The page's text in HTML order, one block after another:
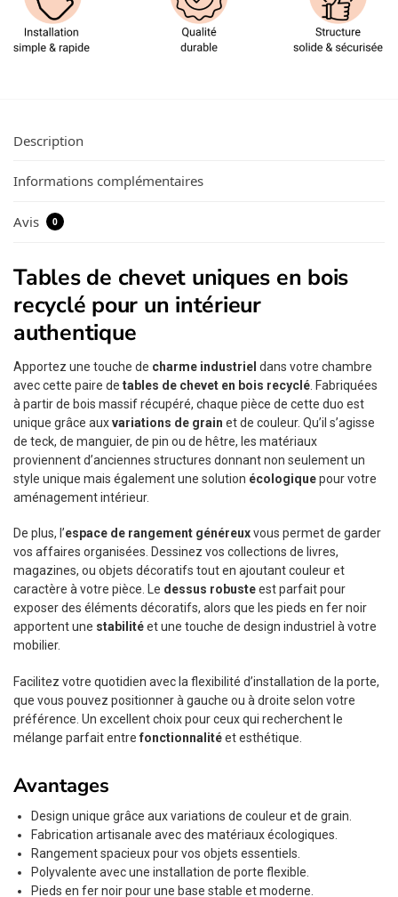
Description
Informations complémentaires
Avis 0
Tables de chevet uniques en bois
recyclé pour un intérieur
authentique
Apportez une touche de charme industriel dans votre chambre
avec cette paire de tables de chevet en bois recyclé . Fabriquées
à partir de bois massif récupéré, chaque pièce de cette duo est
unique grâce auxvariations de grain et de couleur. Qu’il s’agisse
de teck, de manguier, de pin ou de hêtre, les matériaux
proviennent d’anciennes structures donnant non seulement un
style unique mais également une solution écologiquepour votre
aménagement intérieur.
De plus, l’espace de rangement généreuxvous permet de garder
vos affaires organisées. Dessinez vos collections de livres,
magazines, ou objets décoratifs tout en ajoutant couleur et
caractère à votre pièce. Le dessus robusteest parfait pour
exposer des éléments décoratifs, alors que les pieds en fer noir
apportent une stabilitéet une touche de design industriel à votre
mobilier.
Facilitez votre quotidien avec la flexibilité d’installation de la porte,
que vous pouvez positionner à gauche ou à droite selon votre
préférence. Un excellent choix pour ceux qui recherchent le
mélange parfait entre fonctionnalitéet esthétique.
Avantages
Design unique grâce aux variations de couleur et de grain.
Fabrication artisanale avec des matériaux écologiques.
Rangement spacieux pour vos objets essentiels.
Polyvalente avec une installation de porte flexible.
Pieds en fer noir pour une base stable et moderne.